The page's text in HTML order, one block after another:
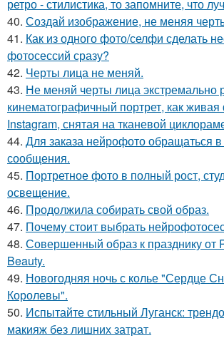
ретро - стилистика, то запомните, что
40. Создай изображение, не меняя
41. Как из одного фото/селфи сделать
фотосессий сразу?
42. Черты лица не меняй.
43. Не меняй черты лица экстремально
кинематографичный портрет, как
Instagram, снятая на тканевой
44. Для заказа нейрофото обращаться
сообщения.
45. Портретное фото в полный рост,
освещение.
46. Продолжила собирать свой образ.
47. Почему стоит выбрать
48. Совершенный образ к празднику от
Beauty.
49. Новогодняя ночь с колье "Сердце
Королевы".
50. Испытайте стильный Луганск:
макияж без лишних затрат.